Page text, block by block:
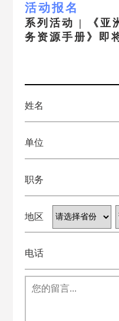
活动报名
系列活动 | 《亚
务资源手册》即
姓名
单位
职务
地区
电话